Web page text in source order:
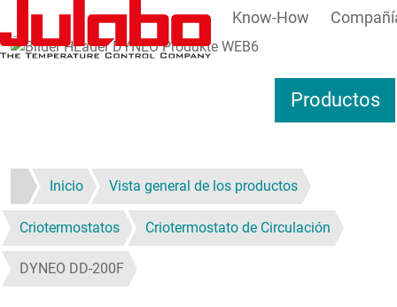
Pasar al contenido principal
Productos
Know-How
Inicio Vista general de los productos
Criotermostatos Criotermostato de Circulación
DYNEO DD-200F